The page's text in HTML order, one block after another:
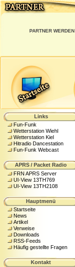
PARTNER WERDEN
Links
Fun-Funk
Wetterstation Wiehl
Wetterstation Kiel
Hitradio Dancestation
Fun-Funk Webcast
APRS / Packet Radio
FRN APRS Server
UI-View 13TH769
UI-View 13TH2108
Hauptmenü
Startseite
News
Artikel
Verweise
Downloads
RSS-Feeds
Häufig gestellte Fragen
Kontakt